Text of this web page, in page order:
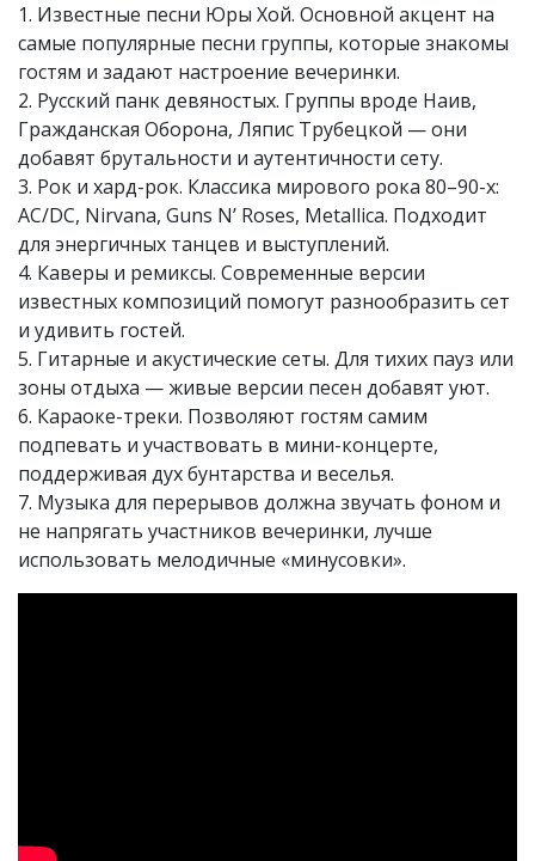
1. Известные песни Юры Хой. Основной акцент на
самые популярные песни группы, которые знакомы
гостям и задают настроение вечеринки.
2. Русский панк девяностых. Группы вроде Наив,
Гражданская Оборона, Ляпис Трубецкой — они
добавят брутальности и аутентичности сету.
3. Рок и хард-рок. Классика мирового рока 80–90-х:
AC/DC, Nirvana, Guns N’ Roses, Metallica. Подходит
для энергичных танцев и выступлений.
4. Каверы и ремиксы. Современные версии
известных композиций помогут разнообразить сет
и удивить гостей.
5. Гитарные и акустические сеты. Для тихих пауз или
зоны отдыха — живые версии песен добавят уют.
6. Караоке-треки. Позволяют гостям самим
подпевать и участвовать в мини-концерте,
поддерживая дух бунтарства и веселья.
7. Музыка для перерывов должна звучать фоном и
не напрягать участников вечеринки, лучше
использовать мелодичные «минусовки».